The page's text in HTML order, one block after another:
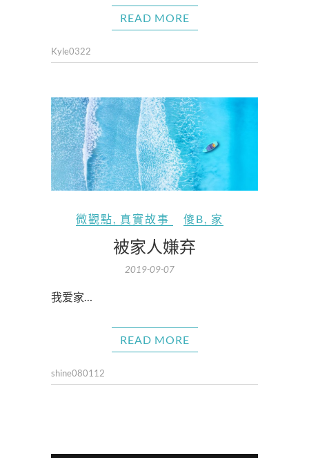
READ MORE
Kyle0322
微觀點, 真實故事 傻B, 家
被家人嫌弃
2019-09-07
我爱家…
READ MORE
shine080112